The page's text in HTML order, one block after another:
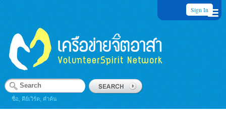
Sign In
ชื่อ, คีย์เวิร์ด, คำค้น